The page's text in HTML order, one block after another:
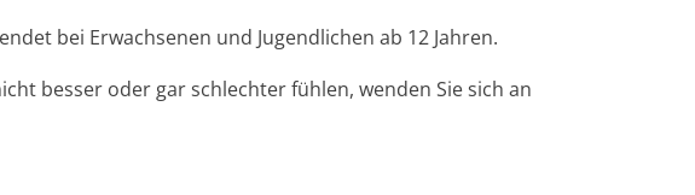
bei Erwachsenen und Jugendlichen ab 12 Jahren.
besser oder gar schlechter fühlen, wenden Sie sich an